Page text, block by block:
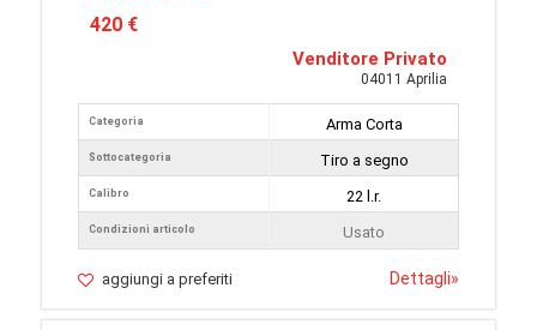
420 €
Venditore Privato
04011 Aprilia
Categoria
Sottocategoria
Calibro
Condizioni articolo
Arma Corta
Tiro a segno
22 l.r.
Usato
aggiungi a preferiti Dettagli»